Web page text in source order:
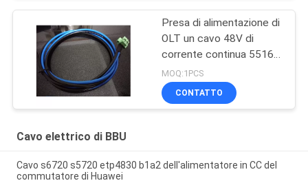
Presa di alimentazione di
OLT un cavo 48V di
corrente continua 5516-
04
MOQ:1PCS
CONTATTO
Cavo elettrico di BBU
Cavo s6720 s5720 etp4830 b1a2 dell'alimentatore in CC del
commutatore di Huawei